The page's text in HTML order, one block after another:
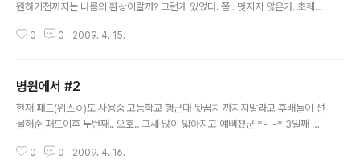
원하기전까지는 나름의 환상이랄까? 그런게 있었다. 쫌.. 멋지지 않은가. 초췌한
추주사도 맞고 10분밖에 걸리지않는 희한한 수술도 해보고.. 쉬는동안 수리하
숨은복병들.. tv에 같은방입원한 아저씨를 찾아오는 문병객들(참고로 난 손님같
으거 읍다 나의 입원을 사람들에게 알리지 않았기 때문에).. 무엇보다 여기선 인
터넷이고 뭐고 안될줄 알았건만 이런 상황에서 작동한 나의 잔머리엔진과 첨단
0 0 2009. 4. 15.
병원에서 #2
현재 패드(위스ㅇ)도 사용중 고등학교 행군때 뒷꿈치 까지지말라고 후배들이 선
물해준 패드이후 두번째.. 오호.. 그새 많이 얇아지고 예뻐졌군 *-_-* 3일째 팔
0 0 2009. 4. 16.